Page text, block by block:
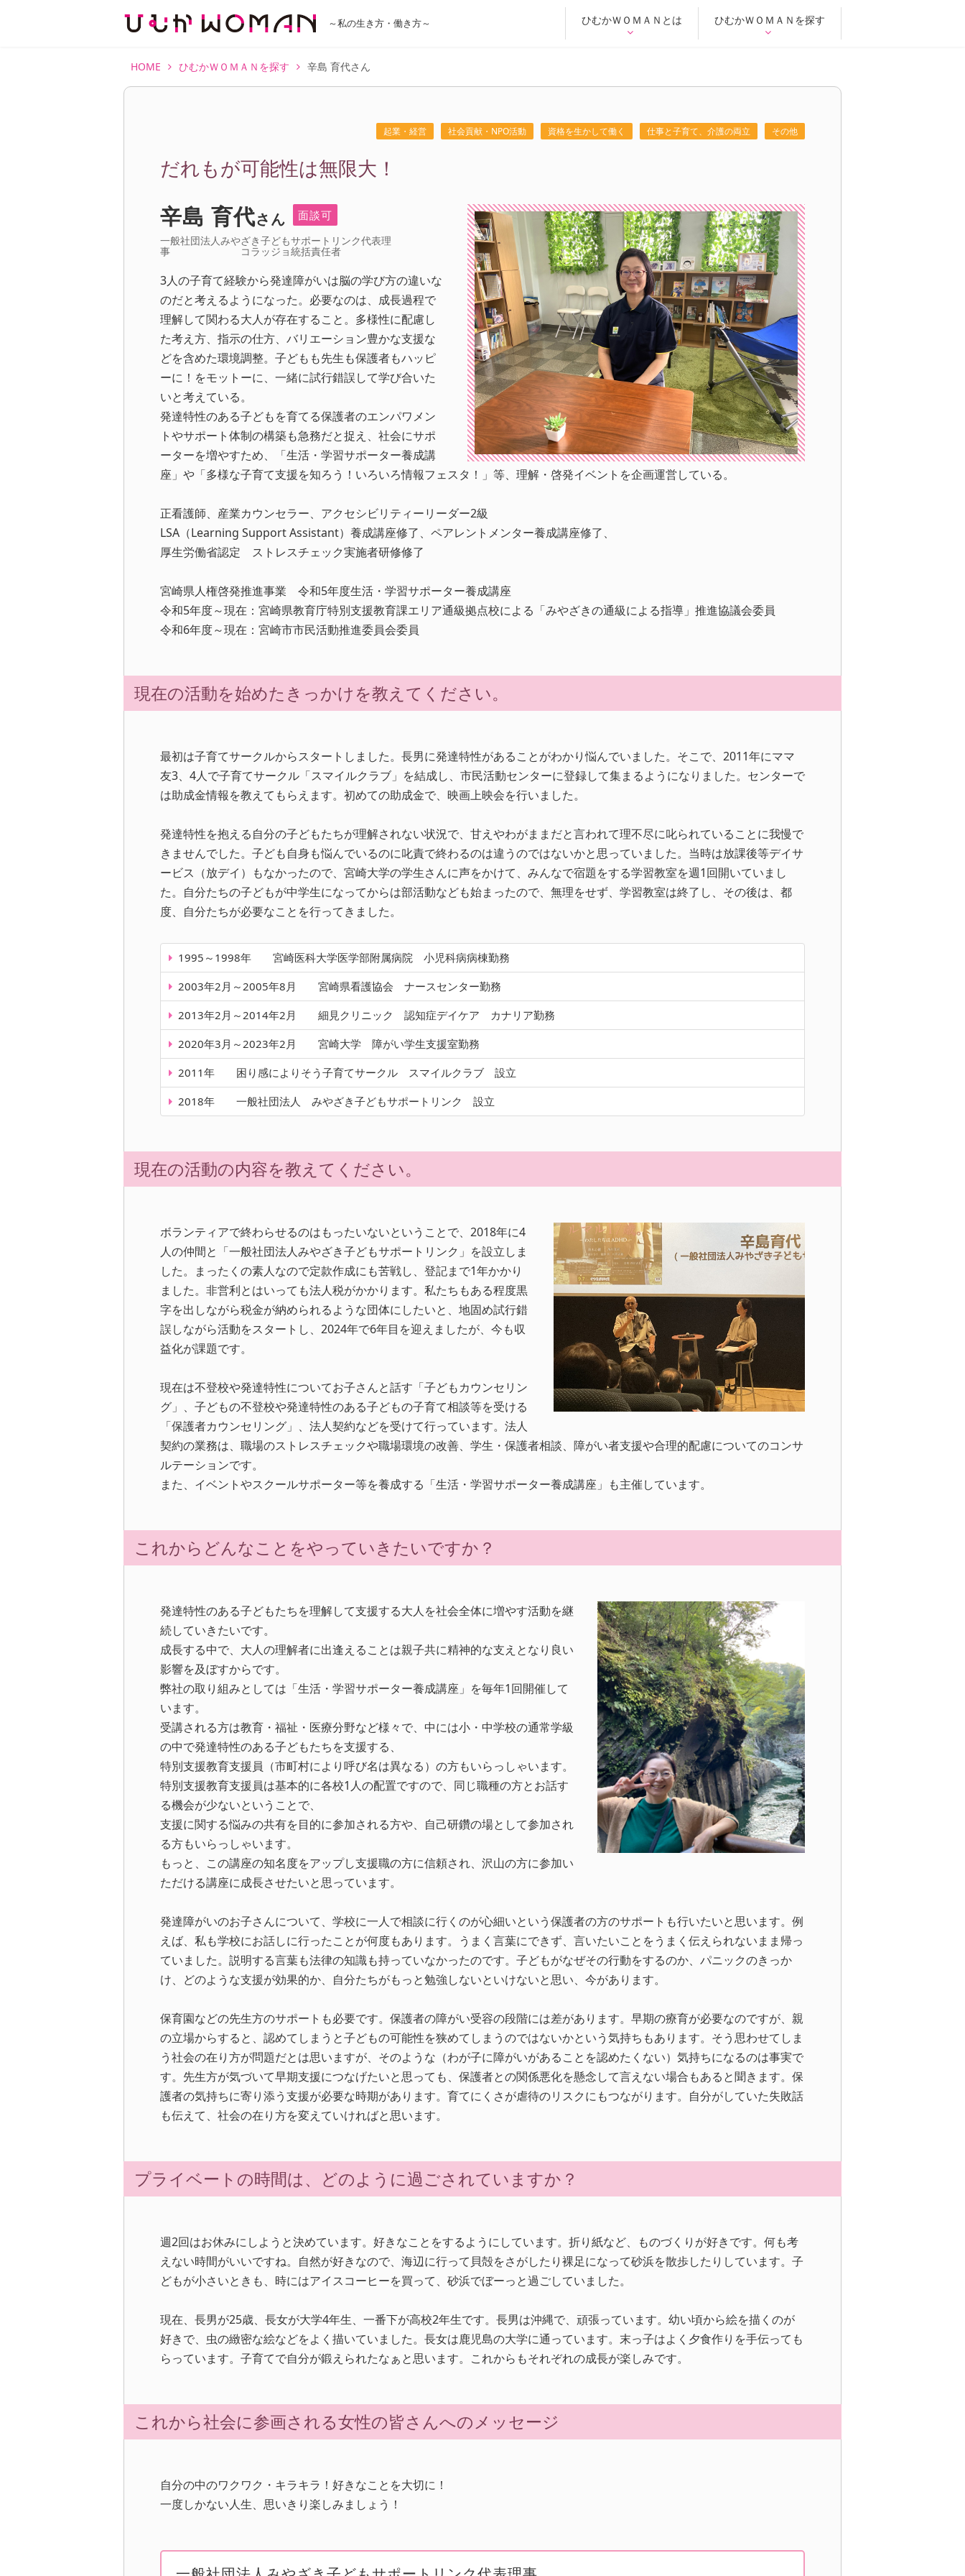
～私の生き方・働き方～ ひむかＷＯＭＡＮとは ひむかＷＯＭＡＮを探す
HOME ひむかＷＯＭＡＮを探す 辛島 育代さん
起業・経営 社会貢献・NPO活動 資格を生かして働く 仕事と子育て、介護の両立 その他
だれもが可能性は無限大！
辛島 育代さん 面談可
一般社団法人みやざき子どもサポートリンク代表理
事 コラッジョ統括責任者
3人の子育て経験から発達障がいは脳の学び方の違いな
のだと考えるようになった。必要なのは、成長過程で
理解して関わる大人が存在すること。多様性に配慮し
た考え方、指示の仕方、バリエーション豊かな支援な
どを含めた環境調整。子どもも先生も保護者もハッピ
ーに！をモットーに、一緒に試行錯誤して学び合いた
いと考えている。
発達特性のある子どもを育てる保護者のエンパワメン
トやサポート体制の構築も急務だと捉え、社会にサポ
ーターを増やすため、「生活・学習サポーター養成講
座」や「多様な子育て支援を知ろう！いろいろ情報フェスタ！」等、理解・啓発イベントを企画運営している。
正看護師、産業カウンセラー、アクセシビリティーリーダー2級
LSA（Learning Support Assistant）養成講座修了、ペアレントメンター養成講座修了、
厚生労働省認定 ストレスチェック実施者研修修了
宮崎県人権啓発推進事業 令和5年度生活・学習サポーター養成講座
令和5年度～現在：宮崎県教育庁特別支援教育課エリア通級拠点校による「みやざきの通級による指導」推進協議会委員
令和6年度～現在：宮崎市市民活動推進委員会委員
現在の活動を始めたきっかけを教えてください。
最初は子育てサークルからスタートしました。長男に発達特性があることがわかり悩んでいました。そこで、2011年にママ
友3、4人で子育てサークル「スマイルクラブ」を結成し、市民活動センターに登録して集まるようになりました。センターで
は助成金情報を教えてもらえます。初めての助成金で、映画上映会を行いました。
発達特性を抱える自分の子どもたちが理解されない状況で、甘えやわがままだと言われて理不尽に叱られていることに我慢で
きませんでした。子ども自身も悩んでいるのに叱責で終わるのは違うのではないかと思っていました。当時は放課後等デイサ
ービス（放デイ）もなかったので、宮崎大学の学生さんに声をかけて、みんなで宿題をする学習教室を週1回開いていまし
た。自分たちの子どもが中学生になってからは部活動なども始まったので、無理をせず、学習教室は終了し、その後は、都
度、自分たちが必要なことを行ってきました。
1995～1998年 宮崎医科大学医学部附属病院 小児科病病棟勤務
2003年2月～2005年8月 宮崎県看護協会 ナースセンター勤務
2013年2月～2014年2月 細見クリニック 認知症デイケア カナリア勤務
2020年3月～2023年2月 宮崎大学 障がい学生支援室勤務
2011年 困り感によりそう子育てサークル スマイルクラブ 設立
2018年 一般社団法人 みやざき子どもサポートリンク 設立
現在の活動の内容を教えてください。
ボランティアで終わらせるのはもったいないということで、2018年に4
人の仲間と「一般社団法人みやざき子どもサポートリンク」を設立しま
した。まったくの素人なので定款作成にも苦戦し、登記まで1年かかり
ました。非営利とはいっても法人税がかかります。私たちもある程度黒
字を出しながら税金が納められるような団体にしたいと、地固め試行錯
誤しながら活動をスタートし、2024年で6年目を迎えましたが、今も収
益化が課題です。
現在は不登校や発達特性についてお子さんと話す「子どもカウンセリン
グ」、子どもの不登校や発達特性のある子どもの子育て相談等を受ける
「保護者カウンセリング」、法人契約などを受けて行っています。法人
契約の業務は、職場のストレスチェックや職場環境の改善、学生・保護者相談、障がい者支援や合理的配慮についてのコンサ
ルテーションです。
また、イベントやスクールサポーター等を養成する「生活・学習サポーター養成講座」も主催しています。
これからどんなことをやっていきたいですか？
発達特性のある子どもたちを理解して支援する大人を社会全体に増やす活動を継
続していきたいです。
成長する中で、大人の理解者に出逢えることは親子共に精神的な支えとなり良い
影響を及ぼすからです。
弊社の取り組みとしては「生活・学習サポーター養成講座」を毎年1回開催して
います。
受講される方は教育・福祉・医療分野など様々で、中には小・中学校の通常学級
の中で発達特性のある子どもたちを支援する、
特別支援教育支援員（市町村により呼び名は異なる）の方もいらっしゃいます。
特別支援教育支援員は基本的に各校1人の配置ですので、同じ職種の方とお話す
る機会が少ないということで、
支援に関する悩みの共有を目的に参加される方や、自己研鑽の場として参加され
る方もいらっしゃいます。
もっと、この講座の知名度をアップし支援職の方に信頼され、沢山の方に参加い
ただける講座に成長させたいと思っています。
発達障がいのお子さんについて、学校に一人で相談に行くのが心細いという保護者の方のサポートも行いたいと思います。例
えば、私も学校にお話しに行ったことが何度もあります。うまく言葉にできず、言いたいことをうまく伝えられないまま帰っ
ていました。説明する言葉も法律の知識も持っていなかったのです。子どもがなぜその行動をするのか、パニックのきっか
け、どのような支援が効果的か、自分たちがもっと勉強しないといけないと思い、今があります。
保育園などの先生方のサポートも必要です。保護者の障がい受容の段階には差があります。早期の療育が必要なのですが、親
の立場からすると、認めてしまうと子どもの可能性を狭めてしまうのではないかという気持ちもあります。そう思わせてしま
う社会の在り方が問題だとは思いますが、そのような（わが子に障がいがあることを認めたくない）気持ちになるのは事実で
す。先生方が気づいて早期支援につなげたいと思っても、保護者との関係悪化を懸念して言えない場合もあると聞きます。保
護者の気持ちに寄り添う支援が必要な時期があります。育てにくさが虐待のリスクにもつながります。自分がしていた失敗話
も伝えて、社会の在り方を変えていければと思います。
プライベートの時間は、どのように過ごされていますか？
週2回はお休みにしようと決めています。好きなことをするようにしています。折り紙など、ものづくりが好きです。何も考
えない時間がいいですね。自然が好きなので、海辺に行って貝殻をさがしたり裸足になって砂浜を散歩したりしています。子
どもが小さいときも、時にはアイスコーヒーを買って、砂浜でぼーっと過ごしていました。
現在、長男が25歳、長女が大学4年生、一番下が高校2年生です。長男は沖縄で、頑張っています。幼い頃から絵を描くのが
好きで、虫の緻密な絵などをよく描いていました。長女は鹿児島の大学に通っています。末っ子はよく夕食作りを手伝っても
らっています。子育てで自分が鍛えられたなぁと思います。これからもそれぞれの成長が楽しみです。
これから社会に参画される女性の皆さんへのメッセージ
自分の中のワクワク・キラキラ！好きなことを大切に！
一度しかない人生、思いきり楽しみましょう！